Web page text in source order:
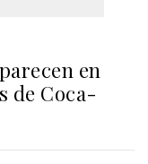
en
de Coca-